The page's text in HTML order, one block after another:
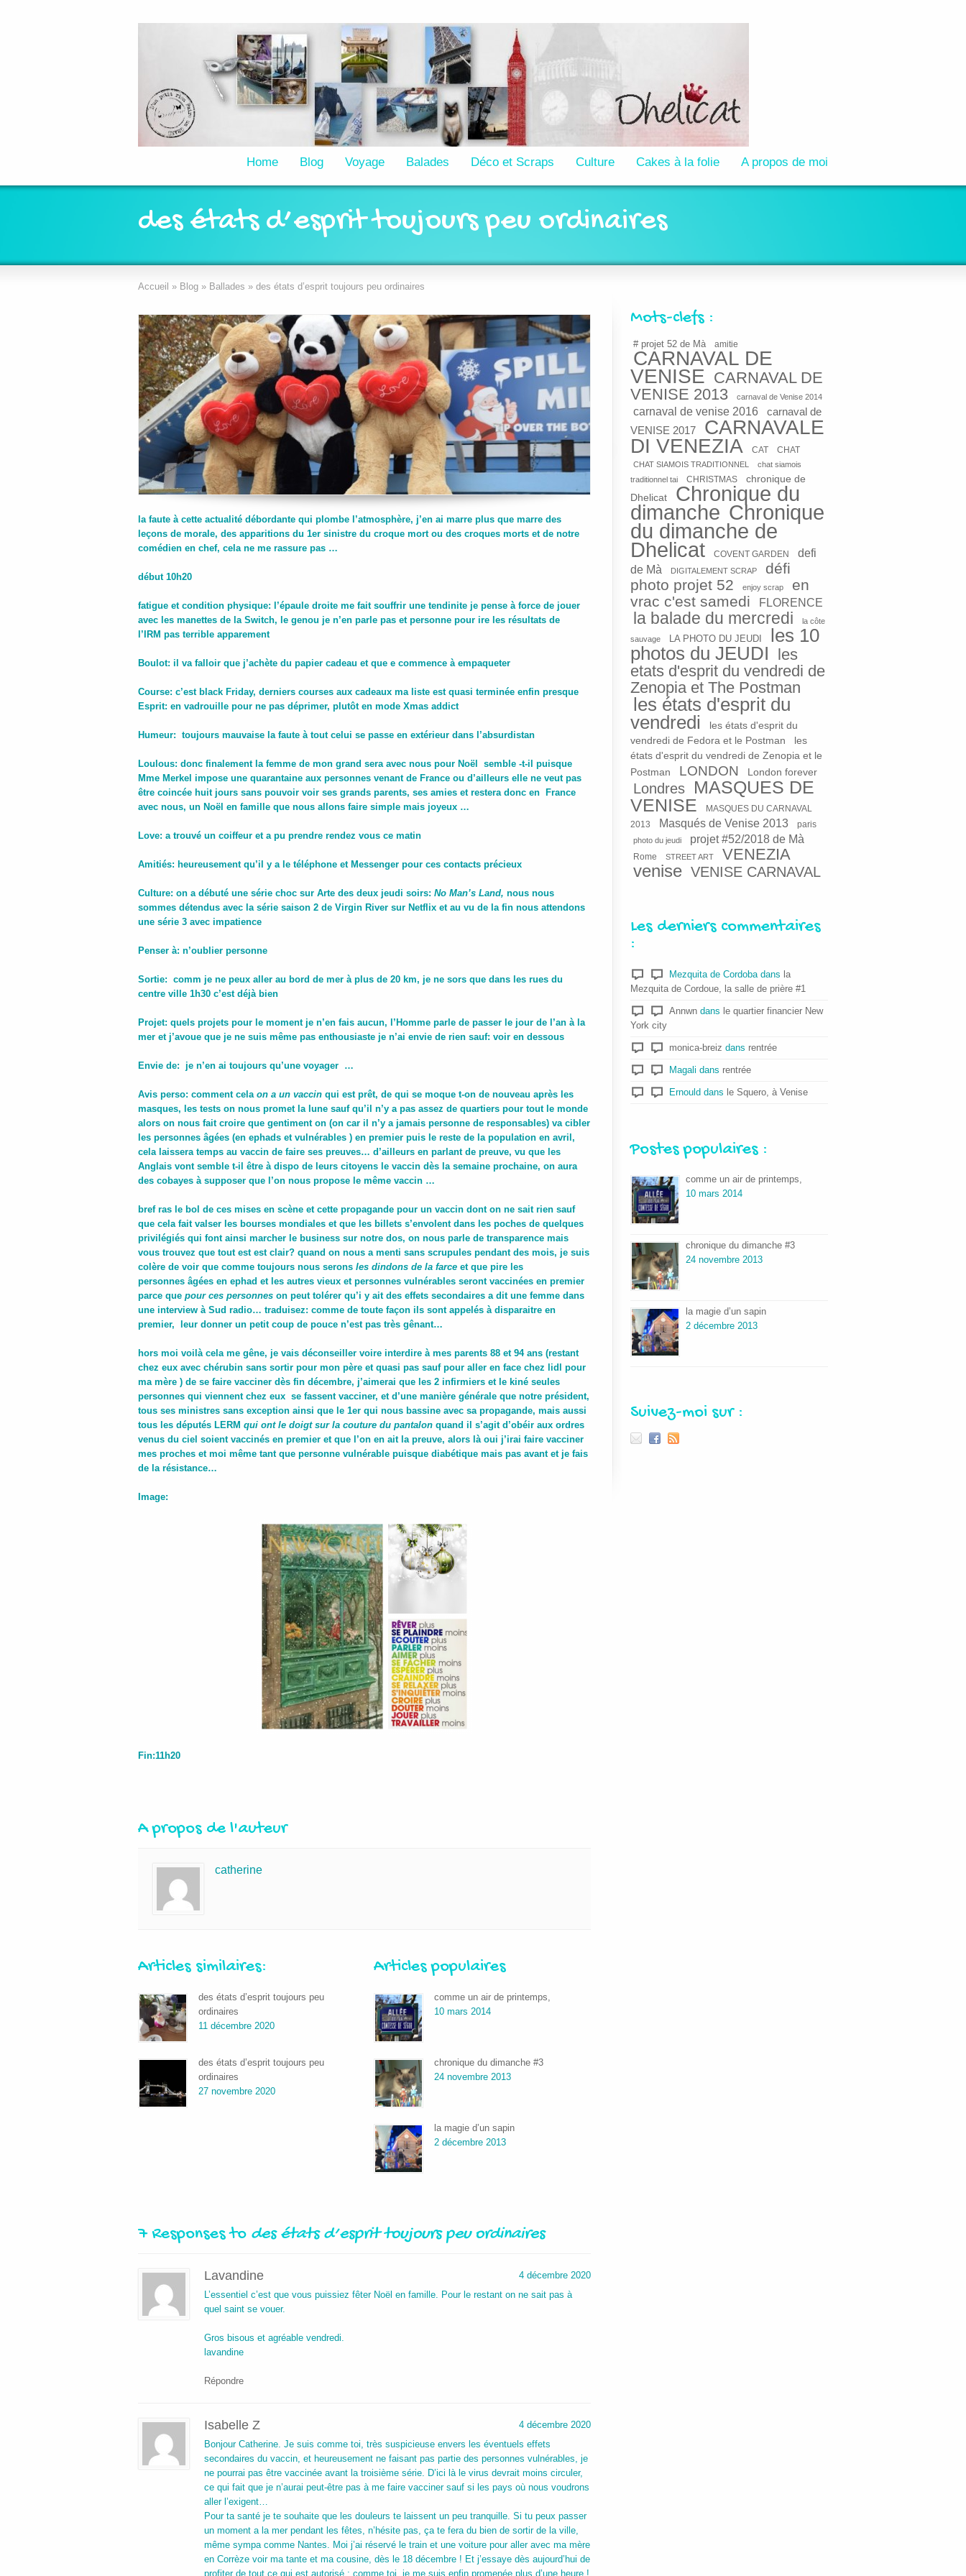
Home Blog Voyage Balades Déco et Scraps Culture Cakes à la folie A propos de moi
des états d’esprit toujours peu ordinaires
Accueil » Blog » Ballades » des états d’esprit toujours peu ordinaires
la faute à cette actualité débordante qui plombe l’atmosphère, j’en ai marre plus que marre des
leçons de morale, des apparitions du 1er sinistre du croque mort ou des croques morts et de notre
comédien en chef, cela ne me rassure pas …
début 10h20
fatigue et condition physique: l’épaule droite me fait souffrir une tendinite je pense à force de jouer
avec les manettes de la Switch, le genou je n’en parle pas et personne pour ire les résultats de
l’IRM pas terrible apparement
Boulot: il va falloir que j’achète du papier cadeau et que e commence à empaqueter
Course: c’est black Friday, derniers courses aux cadeaux ma liste est quasi terminée enfin presque
Esprit: en vadrouille pour ne pas déprimer, plutôt en mode Xmas addict
Humeur: toujours mauvaise la faute à tout celui se passe en extérieur dans l’absurdistan
Loulous: donc finalement la femme de mon grand sera avec nous pour Noël semble -t-il puisque
Mme Merkel impose une quarantaine aux personnes venant de France ou d’ailleurs elle ne veut pas
être coincée huit jours sans pouvoir voir ses grands parents, ses amies et restera donc en France
avec nous, un Noël en famille que nous allons faire simple mais joyeux …
Love: a trouvé un coiffeur et a pu prendre rendez vous ce matin
Amitiés: heureusement qu’il y a le téléphone et Messenger pour ces contacts précieux
Culture: on a débuté une série choc sur Arte des deux jeudi soirs: No Man’s Land, nous nous
sommes détendus avec la série saison 2 de Virgin River sur Netflix et au vu de la fin nous attendons
une série 3 avec impatience
Penser à: n’oublier personne
Sortie: comm je ne peux aller au bord de mer à plus de 20 km, je ne sors que dans les rues du
centre ville 1h30 c’est déjà bien
Projet: quels projets pour le moment je n’en fais aucun, l’Homme parle de passer le jour de l’an à la
mer et j’avoue que je ne suis même pas enthousiaste je n’ai envie de rien sauf: voir en dessous
Envie de: je n’en ai toujours qu’une voyager …
Avis perso: comment cela on a un vaccin qui est prêt, de qui se moque t-on de nouveau après les
masques, les tests on nous promet la lune sauf qu’il n’y a pas assez de quartiers pour tout le monde
alors on nous fait croire que gentiment on (on car il n’y a jamais personne de responsables) va cibler
les personnes âgées (en ephads et vulnérables ) en premier puis le reste de la population en avril,
cela laissera temps au vaccin de faire ses preuves… d’ailleurs en parlant de preuve, vu que les
Anglais vont semble t-il être à dispo de leurs citoyens le vaccin dès la semaine prochaine, on aura
des cobayes à supposer que l’on nous propose le même vaccin …
bref ras le bol de ces mises en scène et cette propagande pour un vaccin dont on ne sait rien sauf
que cela fait valser les bourses mondiales et que les billets s’envolent dans les poches de quelques
privilégiés qui font ainsi marcher le business sur notre dos, on nous parle de transparence mais
vous trouvez que tout est est clair? quand on nous a menti sans scrupules pendant des mois, je suis
colère de voir que comme toujours nous serons les dindons de la farce et que pire les
personnes âgées en ephad et les autres vieux et personnes vulnérables seront vaccinées en premier
parce que pour ces personnes on peut tolérer qu’i y ait des effets secondaires a dit une femme dans
une interview à Sud radio… traduisez: comme de toute façon ils sont appelés à disparaitre en
premier, leur donner un petit coup de pouce n’est pas très gênant…
hors moi voilà cela me gêne, je vais déconseiller voire interdire à mes parents 88 et 94 ans (restant
chez eux avec chérubin sans sortir pour mon père et quasi pas sauf pour aller en face chez lidl pour
ma mère ) de se faire vacciner dès fin décembre, j’aimerai que les 2 infirmiers et le kiné seules
personnes qui viennent chez eux se fassent vacciner, et d’une manière générale que notre président,
tous ses ministres sans exception ainsi que le 1er qui nous bassine avec sa propagande, mais aussi
tous les députés LERM qui ont le doigt sur la couture du pantalon quand il s’agit d’obéir aux ordres
venus du ciel soient vaccinés en premier et que l’on en ait la preuve, alors là oui j’irai faire vacciner
mes proches et moi même tant que personne vulnérable puisque diabétique mais pas avant et je fais
de la résistance…
Image:
Fin:11h20
A propos de l'auteur
catherine
Articles similaires:
des états d’esprit toujours peu
ordinaires
11 décembre 2020
des états d’esprit toujours peu
ordinaires
27 novembre 2020
Articles populaires
comme un air de printemps,
10 mars 2014
chronique du dimanche #3
24 novembre 2013
la magie d’un sapin
2 décembre 2013
7 Responses to des états d’esprit toujours peu ordinaires
Lavandine
4 décembre 2020
L’essentiel c’est que vous puissiez fêter Noël en famille. Pour le restant on ne sait pas à
quel saint se vouer.
Gros bisous et agréable vendredi.
lavandine
Répondre
Isabelle Z
4 décembre 2020
Bonjour Catherine. Je suis comme toi, très suspicieuse envers les éventuels effets
secondaires du vaccin, et heureusement ne faisant pas partie des personnes vulnérables, je
ne pourrai pas être vaccinée avant la troisième série. D’ici là le virus devrait moins circuler,
ce qui fait que je n’aurai peut-être pas à me faire vacciner sauf si les pays où nous voudrons
aller l’exigent…
Pour ta santé je te souhaite que les douleurs te laissent un peu tranquille. Si tu peux passer
un moment a la mer pendant les fêtes, n’hésite pas, ça te fera du bien de sortir de la ville,
même sympa comme Nantes. Moi j’ai réservé le train et une voiture pour aller avec ma mère
en Corrèze voir ma tante et ma cousine, dès le 18 décembre ! Et j’essaye dès aujourd’hui de
profiter de tout ce qui est autorisé : comme toi, je me suis enfin promenée plus d’une heure !
Mots-clefs :
# projet 52 de Mà amitie
CARNAVAL DE
VENISE CARNAVAL DE
VENISE 2013
carnaval de Venise 2014
carnaval de venise 2016
carnaval de
VENISE 2017
CARNAVALE
DI VENEZIA
CAT CHAT
CHAT SIAMOIS TRADITIONNEL
chat siamois
traditionnel tai
CHRISTMAS
chronique de
Dhelicat
Chronique du
dimanche Chronique
du dimanche de
Dhelicat
COVENT GARDEN
defi
de Mà
DIGITALEMENT SCRAP
défi
photo projet 52
enjoy scrap
en
vrac c'est samedi
FLORENCE
la balade du mercredi la côte
sauvage LA PHOTO DU JEUDI
les 10
photos du JEUDI
les
etats d'esprit du vendredi de
Zenopia et The Postman
les états d'esprit du
vendredi
les états d'esprit du
vendredi de Fedora et le Postman
les
états d'esprit du vendredi de Zenopia et le
Postman
LONDON London forever
Londres
MASQUES DE
VENISE
MASQUES DU CARNAVAL
2013
Masqués de Venise 2013 paris
photo du jeudi projet #52/2018 de Mà
Rome STREET ART VENEZIA
venise VENISE CARNAVAL
Les derniers commentaires
:
Mezquita de Cordoba dans la
Mezquita de Cordoue, la salle de prière #1
Annwn dans le quartier financier New
York city
monica-breiz dans rentrée
Magali dans rentrée
Ernould dans le Squero, à Venise
Postes populaires :
comme un air de printemps,
10 mars 2014
chronique du dimanche #3
24 novembre 2013
la magie d’un sapin
2 décembre 2013
Suivez-moi sur :